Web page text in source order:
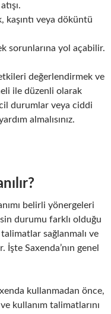
kaşıntı veya döküntü
sorunlarına yol açabilir.
değerlendirmek ve
ile düzenli olarak
durumlar veya ciddi
almalısınız.
belirli yönergeleri
durumu farklı olduğu
sağlanmalı ve
Saxenda’nın genel
kullanmadan önce,
kullanım talimatlarını